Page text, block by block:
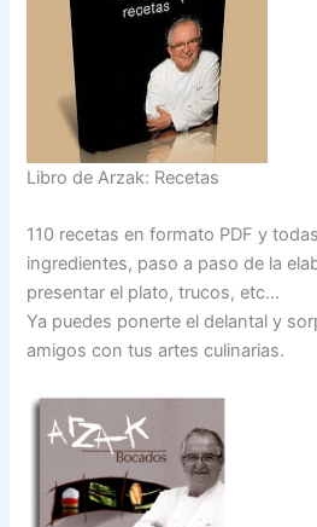
Libro de Arzak: Recetas
110 recetas en formato PDF y
ingredientes, paso a paso de la
presentar el plato, trucos, etc…
Ya puedes ponerte el delantal y
amigos con tus artes culinarias.